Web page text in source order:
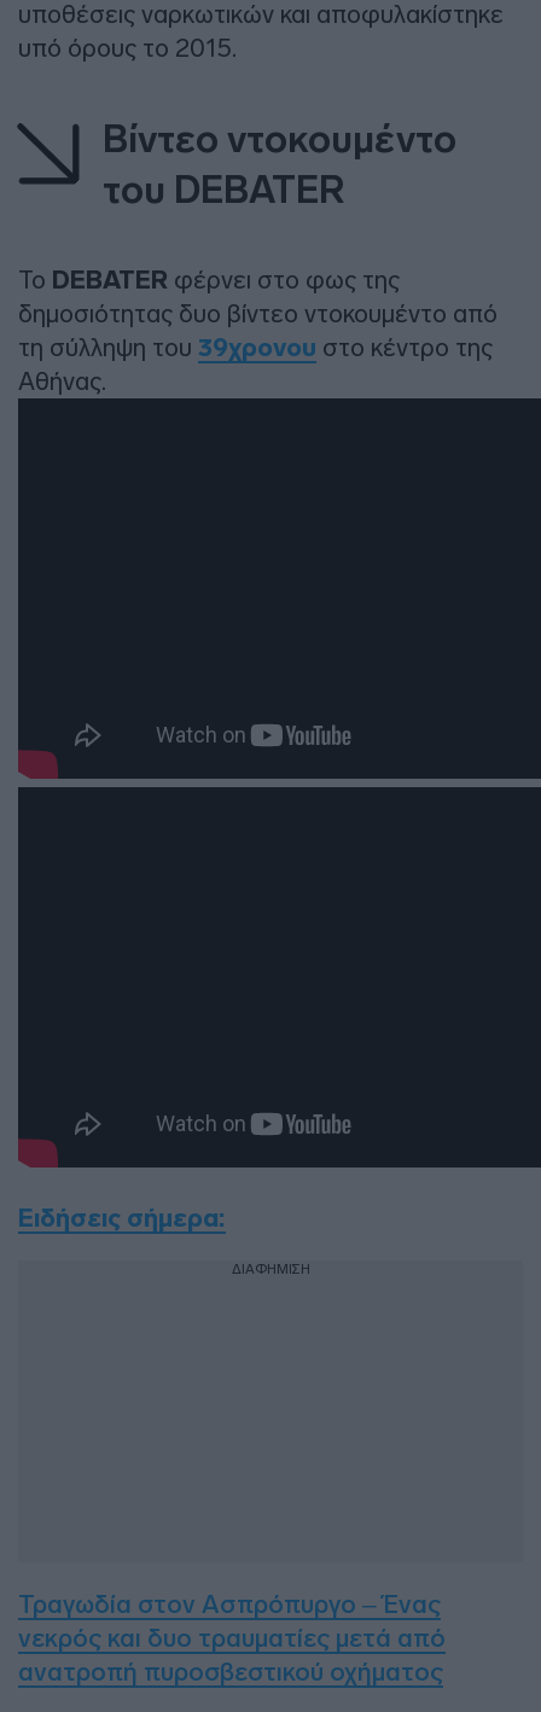
υποθέσεις ναρκωτικών και αποφυλακίστηκε
υπό όρους το 2015.
Βίντεο ντοκουμέντο
του DEBATER
Το DEBATER φέρνει στο φως της
δημοσιότητας δυο βίντεο ντοκουμέντο από
τη σύλληψη του 39χρονου στο κέντρο της
Αθήνας.
Ειδήσεις σήμερα:
ΔΙΑΦΗΜΙΣΗ
Τραγωδία στον Ασπρόπυργο – Ένας
νεκρός και δυο τραυματίες μετά από
ανατροπή πυροσβεστικού οχήματος